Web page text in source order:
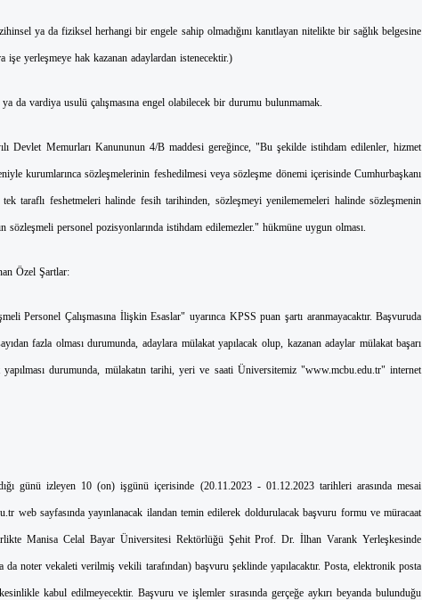
ya da fiziksel herhangi bir engele sahip olmadığını kanıtlayan nitelikte bir sağlık belgesine
yerleşmeye hak kazanan adaylardan istenecektir.)
da vardiya usulü çalışmasına engel olabilecek bir durumu bulunmamak.
Devlet Memurları Kanununun 4/B maddesi gereğince, "Bu şekilde istihdam edilenler, hizmet
kurumlarınca sözleşmelerinin feshedilmesi veya sözleşme dönemi içerisinde Cumhurbaşkanı
taraflı feshetmeleri halinde fesih tarihinden, sözleşmeyi yenilememeleri halinde sözleşmenin
personel pozisyonlarında istihdam edilemezler." hükmüne uygun olması.
Özel Şartlar:
Personel Çalışmasına İlişkin Esaslar" uyarınca KPSS puan şartı aranmayacaktır. Başvuruda
fazla olması durumunda, adaylara mülakat yapılacak olup, kazanan adaylar mülakat başarı
yapılması durumunda, mülakatın tarihi, yeri ve saati Üniversitemiz "www.mcbu.edu.tr" internet
günü izleyen 10 (on) işgünü içerisinde (20.11.2023 - 01.12.2023 tarihleri arasında mesai
web sayfasında yayınlanacak ilandan temin edilerek doldurulacak başvuru formu ve müracaat
Manisa Celal Bayar Üniversitesi Rektörlüğü Şehit Prof. Dr. İlhan Varank Yerleşkesinde
da noter vekaleti verilmiş vekili tarafından) başvuru şeklinde yapılacaktır. Posta, elektronik posta
kabul edilmeyecektir. Başvuru ve işlemler sırasında gerçeğe aykırı beyanda bulunduğu